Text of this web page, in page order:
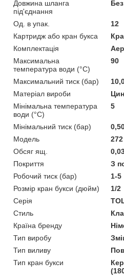
Довжина шланга
під'єднання
Од. в упак.
12
Картридж або кран букса
Комплектація
Максимальна
температура води (°C)
90
Максимальний тиск (бар)
Матеріал вироби
Мінімальна температура
води (°C)
5
Мінімальний тиск (бар)
Мoдель
272
Обсяг ящ.
Покриття
З
Робочий тиск (бар)
1-5
Розмір кран букси (дюйм)
1/2
Серія
Стиль
Країна бренду
Тип виробу
Тип виливу
Тип кран букси